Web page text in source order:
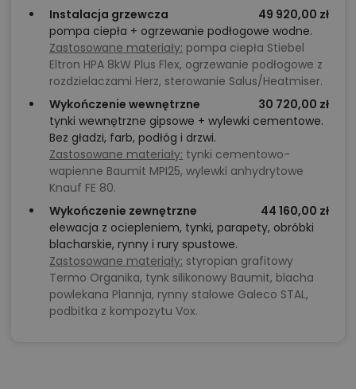
Instalacja grzewcza
49 920,00 zł
pompa ciepła + ogrzewanie podłogowe wodne.
Zastosowane materiały: pompa ciepła Stiebel
Eltron HPA 8kW Plus Flex, ogrzewanie podłogowe z
rozdzielaczami Herz, sterowanie Salus/Heatmiser.
Wykończenie wewnętrzne
30 720,00 zł
tynki wewnętrzne gipsowe + wylewki cementowe.
Bez gładzi, farb, podłóg i drzwi.
Zastosowane materiały: tynki cementowo-
wapienne Baumit MPI25, wylewki anhydrytowe
Knauf FE 80.
Wykończenie zewnętrzne
44 160,00 zł
elewacja z ociepleniem, tynki, parapety, obróbki
blacharskie, rynny i rury spustowe.
Zastosowane materiały: styropian grafitowy
Termo Organika, tynk silikonowy Baumit, blacha
powlekana Plannja, rynny stalowe Galeco STAL,
podbitka z kompozytu Vox.